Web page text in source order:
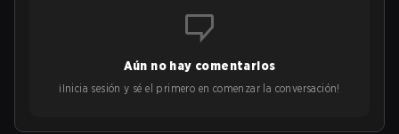
Aún no hay comentarios
¡Inicia sesión y sé el primero en comenzar la conversación!